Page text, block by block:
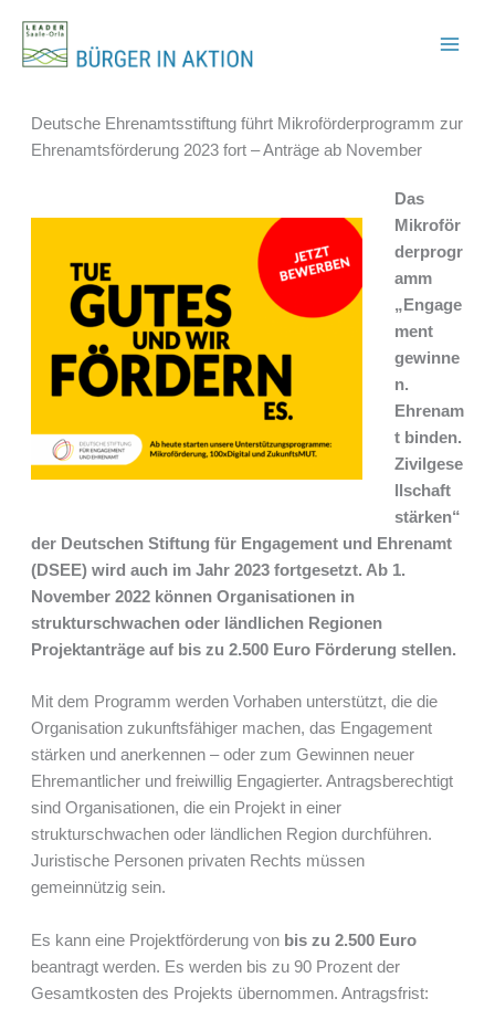
Inhalt
springen
Deutsche Ehrenamtsstiftung führt Mikroförderprogramm zur
Ehrenamtsförderung 2023 fort – Anträge ab November
Das
Mikroför
derprogr
amm
„Engage
ment
gewinne
n.
Ehrenam
t binden.
Zivilgese
llschaft
stärken“
der Deutschen Stiftung für Engagement und Ehrenamt
(DSEE) wird auch im Jahr 2023 fortgesetzt. Ab 1.
November 2022 können Organisationen in
strukturschwachen oder ländlichen Regionen
Projektanträge auf bis zu 2.500 Euro Förderung stellen.
Mit dem Programm werden Vorhaben unterstützt, die die
Organisation zukunftsfähiger machen, das Engagement
stärken und anerkennen – oder zum Gewinnen neuer
Ehremantlicher und freiwillig Engagierter. Antragsberechtigt
sind Organisationen, die ein Projekt in einer
strukturschwachen oder ländlichen Region durchführen.
Juristische Personen privaten Rechts müssen
gemeinnützig sein.
Es kann eine Projektförderung von bis zu 2.500 Euro
beantragt werden. Es werden bis zu 90 Prozent der
Gesamtkosten des Projekts übernommen. Antragsfrist: